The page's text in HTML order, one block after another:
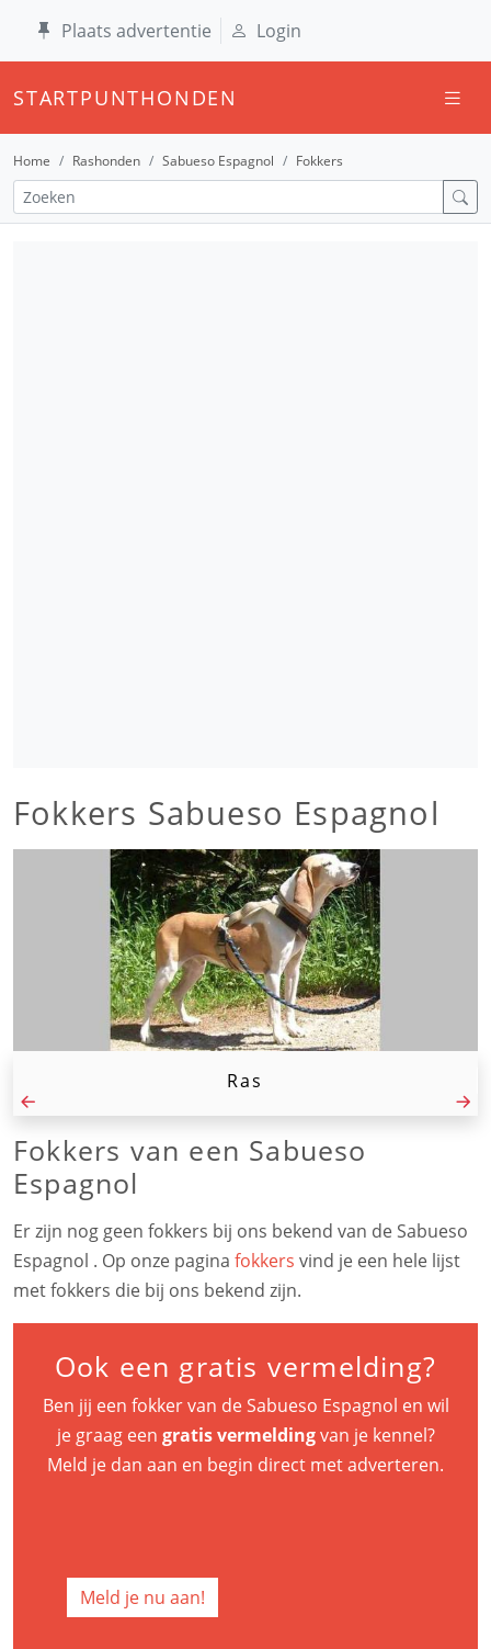
Plaats advertentie Login
STARTPUNTHONDEN
Home Rashonden Sabueso Espagnol Fokkers
Fokkers Sabueso Espagnol
Ras
Fokkers van een Sabueso
Espagnol
Er zijn nog geen fokkers bij ons bekend van de Sabueso
Espagnol . Op onze pagina fokkers vind je een hele lijst
met fokkers die bij ons bekend zijn.
Ook een gratis vermelding?
Ben jij een fokker van de Sabueso Espagnol en wil
je graag een gratis vermeldingvan je kennel?
Meld je dan aan en begin direct met adverteren.
Meld je nu aan!